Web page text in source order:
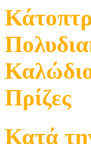
Πρίζες
Κατά